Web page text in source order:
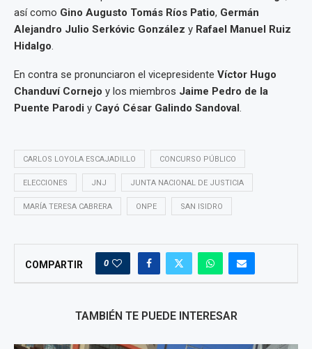
así como Gino Augusto Tomás Ríos Patio, Germán
Alejandro Julio Serkóvic González y Rafael Manuel Ruiz
Hidalgo.
En contra se pronunciaron el vicepresidente Víctor Hugo
Chanduví Cornejo y los miembros Jaime Pedro de la
Puente Parodi y Cayó César Galindo Sandoval .
CARLOS LOYOLA ESCAJADILLO CONCURSO PÚBLICO
ELECCIONES JNJ JUNTA NACIONAL DE JUSTICIA
MARÍA TERESA CABRERA ONPE SAN ISIDRO
COMPARTIR 0
TAMBIÉN TE PUEDE INTERESAR